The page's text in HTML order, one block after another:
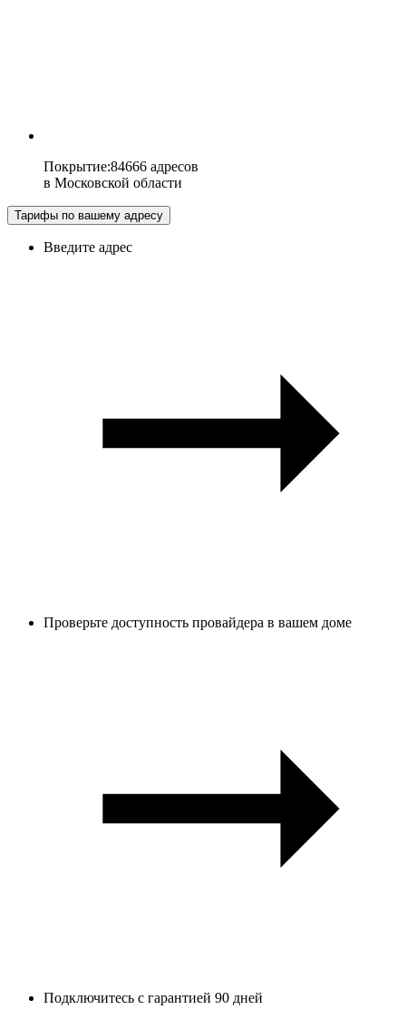
Покрытие:84666 адресов
в Московской области
Тарифы по вашему адресу
Введите адрес
Проверьте доступность провайдера в вашем доме
Подключитесь с гарантией 90 дней